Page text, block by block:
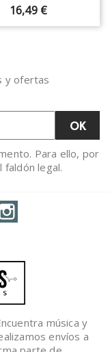
16,49 €
y ofertas
Para ello, por
legal.
música y
envíos a